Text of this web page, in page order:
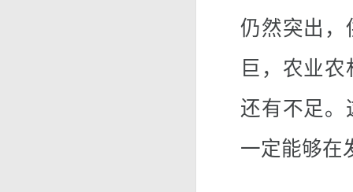
仍然突出，
巨，农业
还有不足。
一定能够在